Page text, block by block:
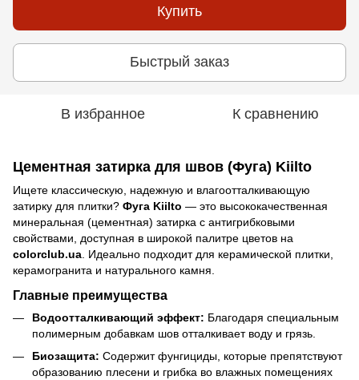
Купить
Быстрый заказ
В избранное К сравнению
Цементная затирка для швов (Фуга) Kiilto
Ищете классическую, надежную и влагоотталкивающую
затирку для плитки? Фуга Kiilto — это высококачественная
минеральная (цементная) затирка с антигрибковыми
свойствами, доступная в широкой палитре цветов на
colorclub.ua . Идеально подходит для керамической плитки,
керамогранита и натурального камня.
Главные преимущества
Водоотталкивающий эффект: Благодаря специальным
полимерным добавкам шов отталкивает воду и грязь.
Биозащита: Содержит фунгициды, которые препятствуют
образованию плесени и грибка во влажных помещениях